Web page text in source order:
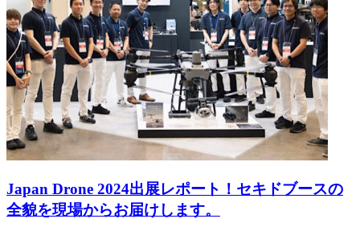
Japan Drone 2024出展レポート！セキドブースの
全貌を現場からお届けします。